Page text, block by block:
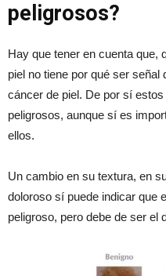
peligrosos?
Hay que tener en cuenta que,
piel no tiene por qué ser señal
cáncer de piel. De por sí
peligrosos, aunque sí es
ellos.
Un cambio en su textura, en
doloroso sí puede indicar que
peligroso, pero debe de ser el